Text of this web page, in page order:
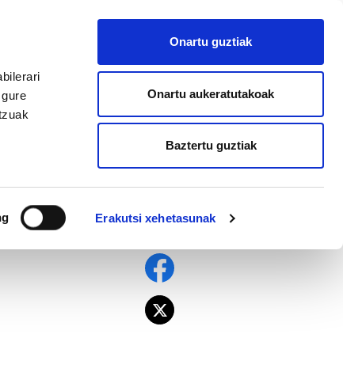
Erakutsi xehetasunak
Onartu guztiak
Onartu aukeratutakoak
Baztertu guztiak
AFILIATU
izango